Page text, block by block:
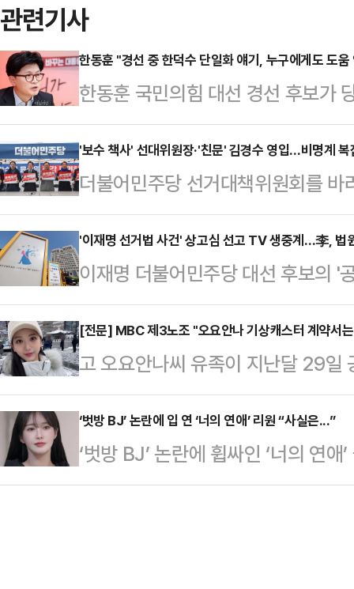
관련기사
한동훈 "경선 중 한덕수 단일화 얘기, 누구에게도 도움
한동훈 국민의힘 대선 경선 후보가
행 국무총리와의 단일화론에 대해
사람과의 단일화까지 구체적으로
"경선 진행 과정에서 얘기가 나오
말했다.한동훈 후보는 30일 CBS
구와도 대화할 것이고 누구와도 힘
국은 보수의 중심에서 당원과 국민
으로 논의해 나갈 …
'보수 책사' 선대위원장·'친문' 김경수 영입…비명계
더불어민주당 선거대책위원회를
파와 정치적 배경을 가리지 않고 인
장'에 초점을 두고 선대위를 구성했
환경부 장관과 노무현 정부 초대 법
머드급 공동총괄선대위원장'이 구
'당내 통합'이다. 과거 사례가 증명
가기는 어렵다. 일부 비명계 인사들
있는 열쇠가 부족하…
'이재명 선거법 사건' 상고심 선고 TV 생중계…李, 법
이재명 더불어민주당 대선 후보의 '
고심 선고가 TV로 생중계된다.30
사건 상고심의 TV 생중계를 허가
정에서 열리는 선고는 TV와 대법
보는 법정에 출석하지 않는다. 대법
민주당 측도 이 후보가 출석하지
선후보 신분으로 방송에 출연해 고
장을 모른…
[전문] MBC 제3노조 "오요안나 기상캐스터 계약서
고 오요안나씨 유족이 지난달 29일
권’을 남용한 그야말로 ‘갑을 계약서
안나씨’에 대한 안전 배려의 의무
대한 보호의무를 다하여야 한다”
국의 기상재난파트는 뉴스투데이
‘벗방 BJ’ 논란에 입 연 ‘너의 연애’ 리원 “사실은...”
‘벗방 BJ’ 논란에 휩싸인 ‘너의 연
리원은 자신의 소셜미디어(SNS)